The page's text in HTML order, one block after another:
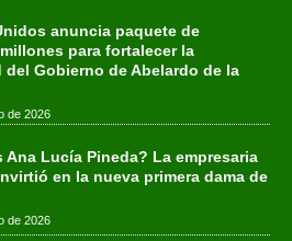
anuncia paquete de
millones para fortalecer la
del Gobierno de Abelardo de la
de 2026
Ana Lucía Pineda? La empresaria
en la nueva primera dama de
de 2026